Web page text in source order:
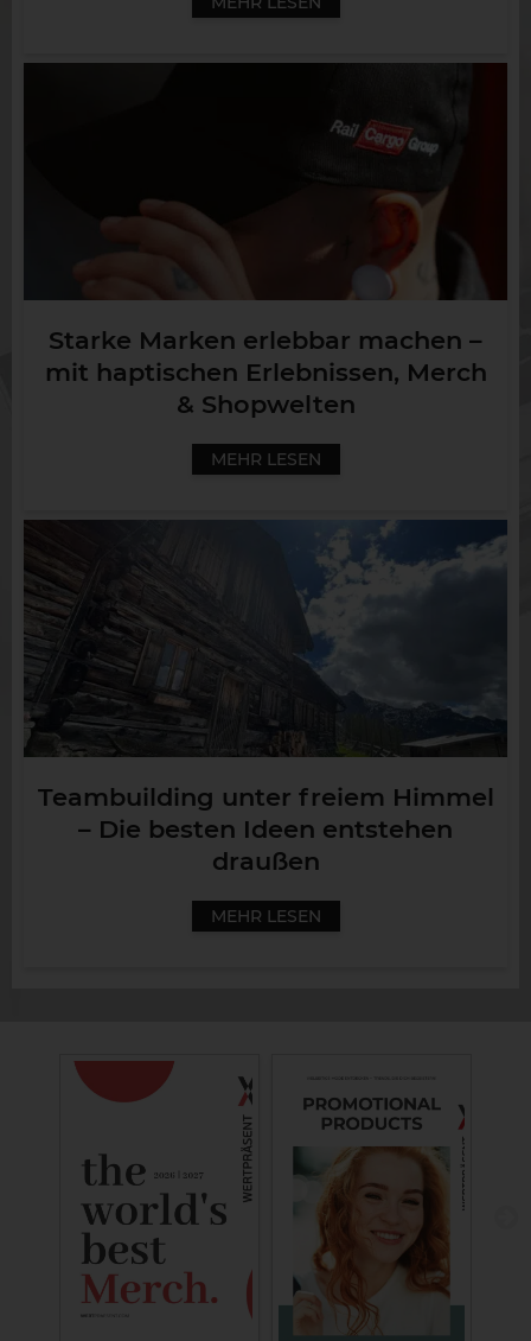
Starke Marken erlebbar machen –
mit haptischen Erlebnissen, Merch
& Shopwelten
MEHR LESEN
Teambuilding unter freiem Himmel
– Die besten Ideen entstehen
draußen
MEHR LESEN